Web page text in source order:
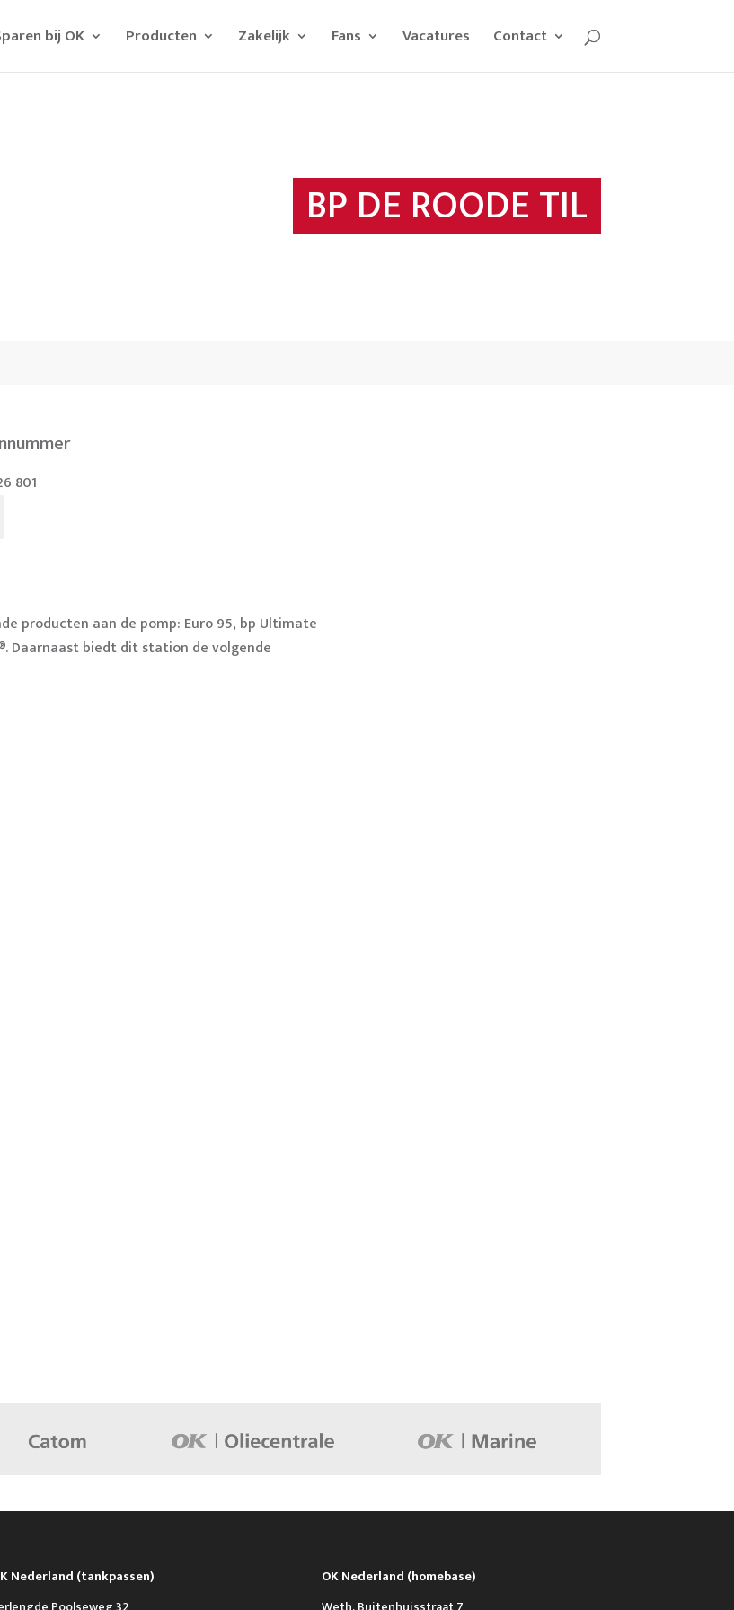
bij OK Producten Zakelijk Fans Vacatures Contact
BP DE ROODE TIL
801
producten aan de pomp: Euro 95, bp Ultimate
Daarnaast biedt dit station de volgende
Nederland (tankpassen)
OK Nederland (homebase)